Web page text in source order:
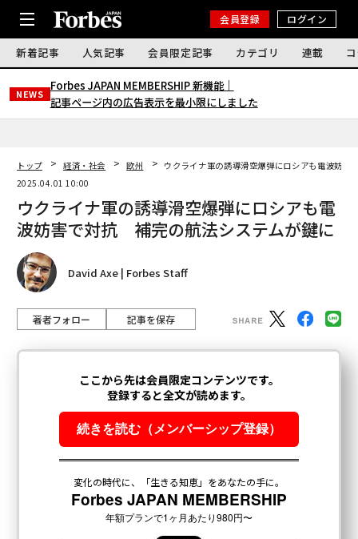
会員登録 ログイン
新着記事 人気記事 会員限定記事 カテゴリ 連載
NEWS
Forbes JAPAN MEMBERSHIP 新機能｜
記事ページ内の広告表示を最小限にしました
トップ 経済・社会 欧州
ウクライナ軍の誘導滑空爆弾にロシアも電波妨
2025.04.01 10:00
ウクライナ軍の誘導滑空爆弾にロシアも電
波妨害で対抗 補完の航法システムが鍵に
David Axe | Forbes Staff
著者フォロー 記事を保存